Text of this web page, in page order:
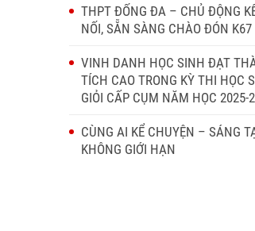
THPT ĐỐNG ĐA – CHỦ ĐỘNG
NỐI, SẴN SÀNG CHÀO ĐÓN K67
VINH DANH HỌC SINH ĐẠT
TÍCH CAO TRONG KỲ THI HỌC
GIỎI CẤP CỤM NĂM HỌC 2025-
CÙNG AI KỂ CHUYỆN – SÁNG
KHÔNG GIỚI HẠN